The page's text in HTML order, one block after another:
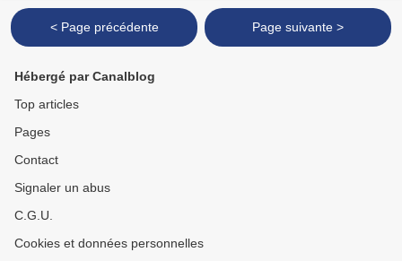
< Page précédente Page suivante >
Hébergé par Canalblog
Top articles
Pages
Contact
Signaler un abus
C.G.U.
Cookies et données personnelles